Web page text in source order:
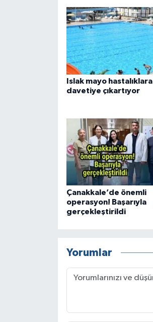
Islak mayo hastalıklara
davetiye çıkartıyor
Çanakkale’de önemli
operasyon! Başarıyla
gerçekleştirildi
Yorumlar